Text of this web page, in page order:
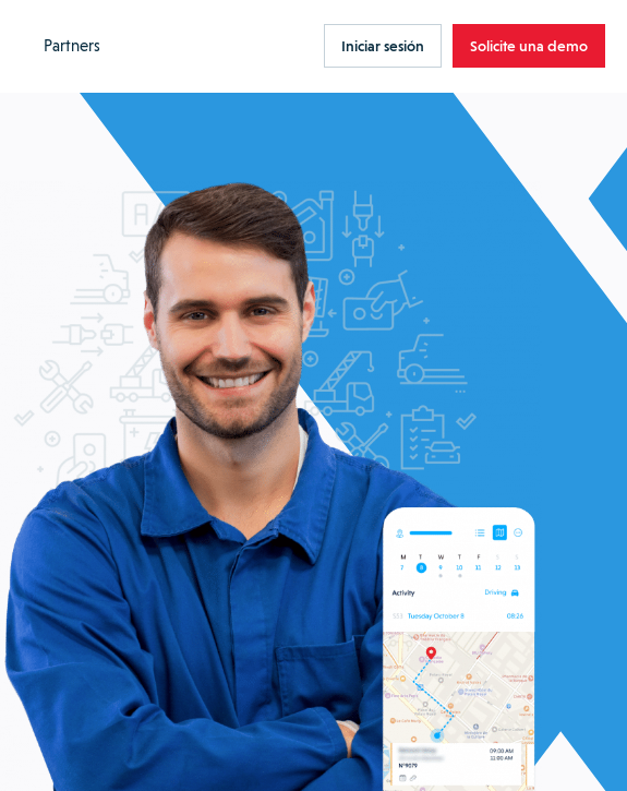
Partners Iniciar sesión Solicite una demo